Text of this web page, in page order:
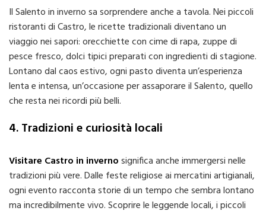
Il Salento in inverno sa sorprendere anche a tavola. Nei piccoli
ristoranti di Castro, le ricette tradizionali diventano un
viaggio nei sapori: orecchiette con cime di rapa, zuppe di
pesce fresco, dolci tipici preparati con ingredienti di stagione.
Lontano dal caos estivo, ogni pasto diventa un’esperienza
lenta e intensa, un’occasione per assaporare il Salento, quello
che resta nei ricordi più belli.
4. Tradizioni e curiosità locali
Visitare Castro in invernosignifica anche immergersi nelle
tradizioni più vere. Dalle feste religiose ai mercatini artigianali,
ogni evento racconta storie di un tempo che sembra lontano
ma incredibilmente vivo. Scoprire le leggende locali, i piccoli